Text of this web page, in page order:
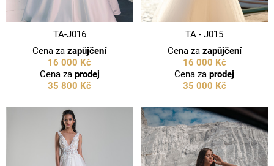
TA-J016
Cena zazapůjčení
16 000 Kč
Cena za prodej
35 800 Kč
TA - J015
Cena za zapůjčení
16 000 Kč
Cena zaprodej
35 000 Kč